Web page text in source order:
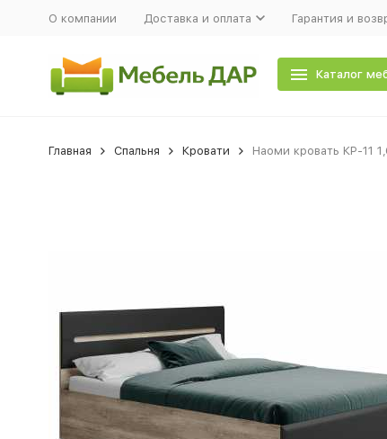
О компании Доставка и оплата Гарантия и
Каталог
Главная Спальня Кровати Наоми кровать КР-11